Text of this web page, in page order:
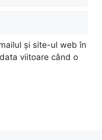
și site-ul web în
viitoare când o